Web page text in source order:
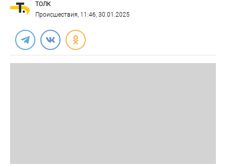
ТОЛК
Происшествия, 11:46, 30.01.2025